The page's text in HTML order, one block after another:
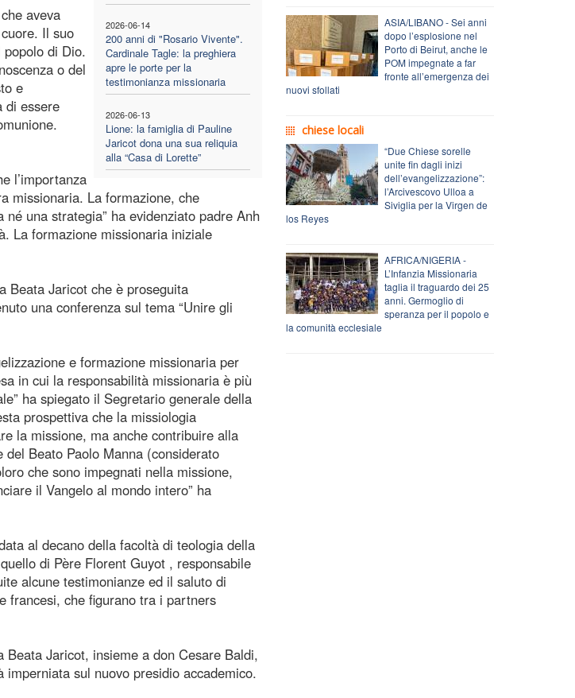
2026-06-14
200 anni di "Rosario Vivente".
Cardinale Tagle: la preghiera
apre le porte per la
testimonianza missionaria
2026-06-13
Lione: la famiglia di Pauline
Jaricot dona una sua reliquia
alla “Casa di Lorette”
aveva
Il suo
di Dio.
o del
e
di essere
l’importanza
missionaria. La formazione, che
una strategia” ha evidenziato padre Anh
La formazione missionaria iniziale
Beata Jaricot che è proseguita
una conferenza sul tema “Unire gli
e formazione missionaria per
in cui la responsabilità missionaria è più
ha spiegato il Segretario generale della
prospettiva che la missiologia
la missione, ma anche contribuire alla
Beato Paolo Manna (considerato
che sono impegnati nella missione,
il Vangelo al mondo intero” ha
al decano della facoltà di teologia della
di Père Florent Guyot , responsabile
alcune testimonianze ed il saluto di
francesi, che figurano tra i partners
Jaricot, insieme a don Cesare Baldi,
sul nuovo presidio accademico.
ASIA/LIBANO - Sei anni
dopo l’esplosione nel
Porto di Beirut, anche le
POM impegnate a far
fronte all’emergenza dei
nuovi sfollati
chiese locali
“Due Chiese sorelle
unite fin dagli inizi
dell’evangelizzazione”:
l’Arcivescovo Ulloa a
Siviglia per la Virgen de
los Reyes
AFRICA/NIGERIA -
L’Infanzia Missionaria
taglia il traguardo dei 25
anni. Germoglio di
speranza per il popolo e
la comunità ecclesiale